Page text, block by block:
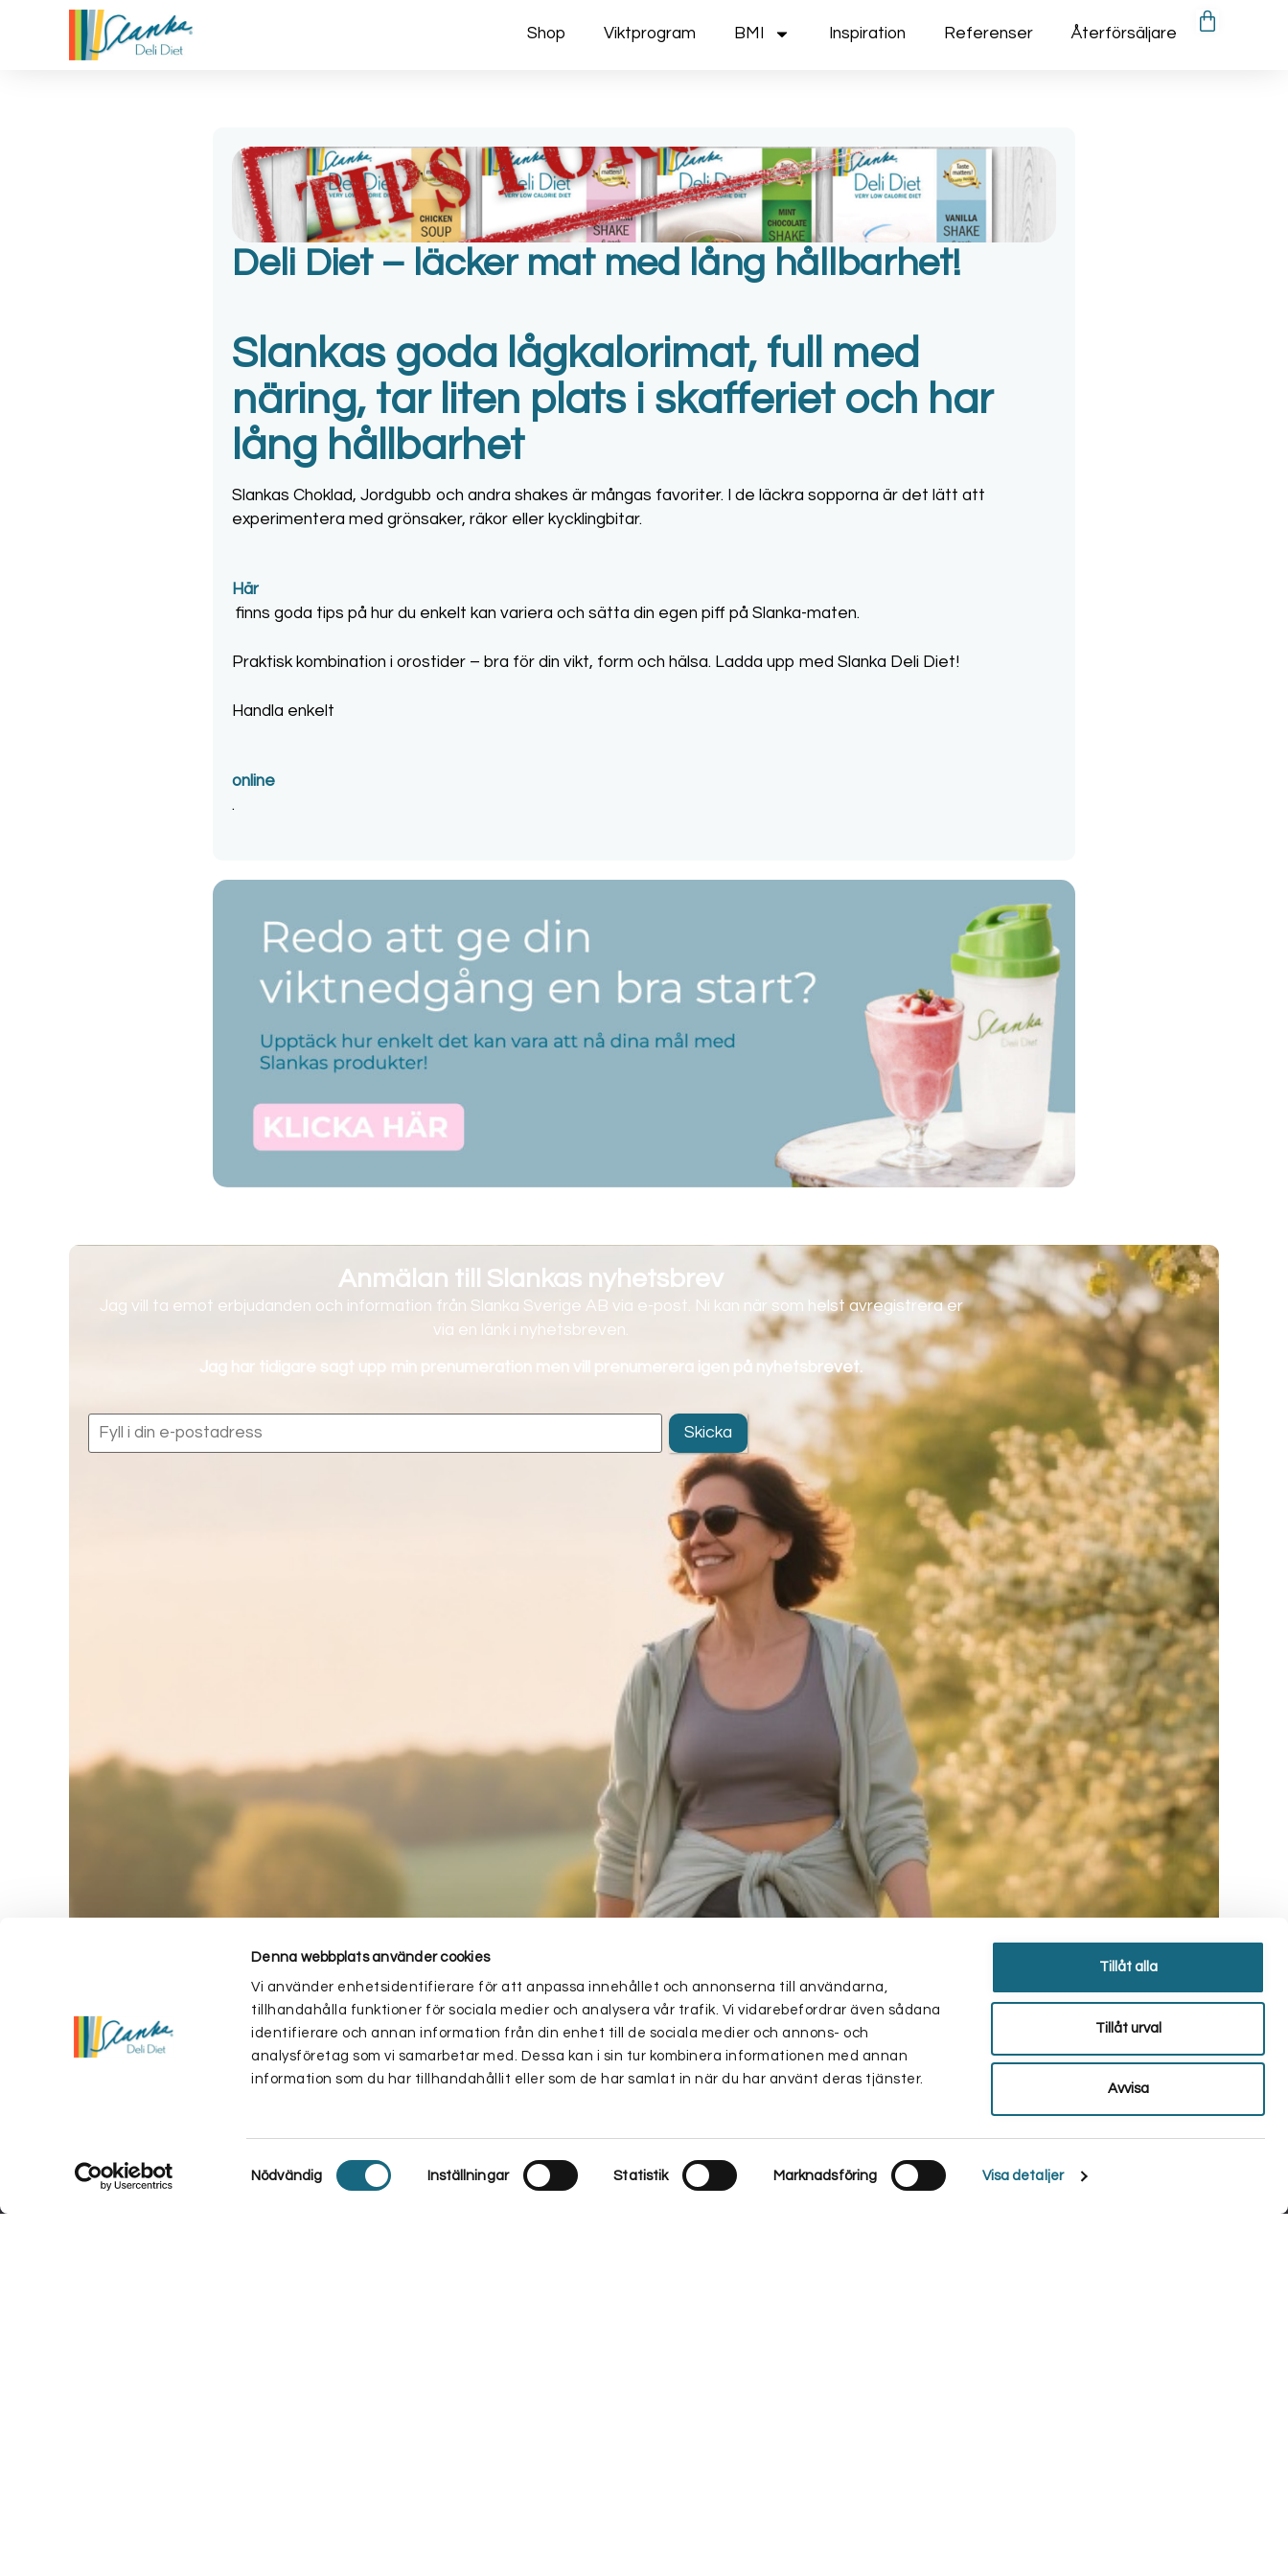
Denna webbplats använder cookies
Vi använder enhetsidentifierare för att anpassa innehållet och annonserna till användarna,
tillhandahålla funktioner för sociala medier och analysera vår trafik. Vi vidarebefordrar även sådana
identifierare och annan information från din enhet till de sociala medier och annons- och
analysföretag som vi samarbetar med. Dessa kan i sin tur kombinera informationen med annan
information som du har tillhandahållit eller som de har samlat in när du har använt deras tjänster.
Samtyckesval
Nödvändig
Inställningar Statistik Marknadsföring Visa detaljer
Tillåt alla
Tillåt urval
Avvisa
Shop Viktprogram BMI Inspiration Referenser Återförsäljare
Deli Diet – läcker mat med lång hållbarhet!
Slankas goda lågkalorimat, full med
näring, tar liten plats i skafferiet och har
lång hållbarhet
Slankas Choklad, Jordgubb och andra shakes är mångas favoriter. I de läckra sopporna är det lätt att
experimentera med grönsaker, räkor eller kycklingbitar.
Här
finns goda tips på hur du enkelt kan variera och sätta din egen piff på Slanka-maten.
Praktisk kombination i orostider – bra för din vikt, form och hälsa. Ladda upp med Slanka Deli Diet!
Handla enkelt
online
.
Anmälan till Slankas nyhetsbrev
Jag vill ta emot erbjudanden och information från Slanka Sverige AB via e-post. Ni kan när som helst avregistrera er
via en länk i nyhetsbreven.
Jag har tidigare sagt upp min prenumeration men vill prenumerera igen på nyhetsbrevet.
Vi använder cookies för att se till att vi ger dig den bästa upplevelsen på vår webbplats. Om du fortsätter att använda denna webbplats kommer vi att anta att du godkänner detta.